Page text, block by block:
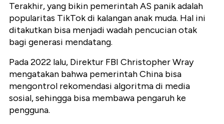
Terakhir, yang bikin pemerintah AS panik adalah
popularitas TikTok di kalangan anak muda. Hal ini
ditakutkan bisa menjadi wadah pencucian otak
bagi generasi mendatang.
Pada 2022 lalu, Direktur FBI Christopher Wray
mengatakan bahwa pemerintah China bisa
mengontrol rekomendasi algoritma di media
sosial, sehingga bisa membawa pengaruh ke
pengguna.